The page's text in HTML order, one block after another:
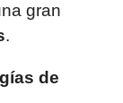
gran
.
de